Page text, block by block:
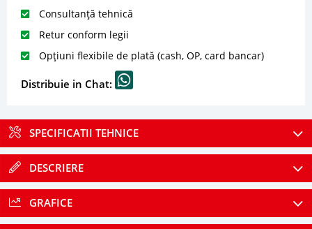
Consultanță tehnică
Retur conform legii
Opțiuni flexibile de plată (cash, OP, card bancar)
Distribuie in Chat:
SPECIFICATII TEHNICE
DESCRIERE
GRAFICE